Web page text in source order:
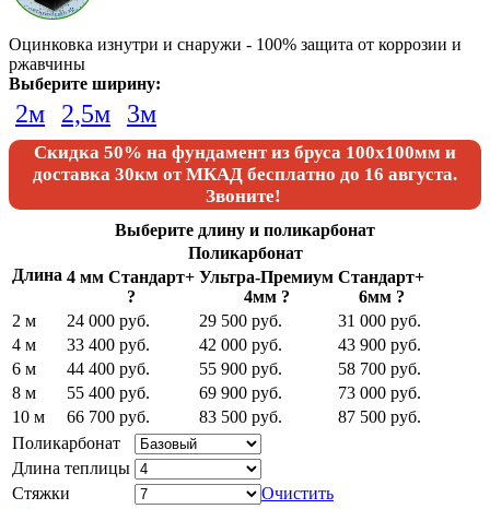
Оцинковка изнутри и снаружи - 100% защита от коррозии и
ржавчины
Выберите ширину:
2м 2,5м 3м
Скидка 50% на фундамент из бруса 100х100мм и
доставка 30км от МКАД бесплатно до 16 августа.
Звоните!
Выберите длину и поликарбонат
Длина
Поликарбонат
4 мм Стандарт+
?
Ультра-Премиум
4мм ?
Стандарт+
6мм ?
2 м
24 000 руб. 29 500 руб.
31 000 руб.
4 м
33 400 руб. 42 000 руб.
43 900 руб.
6 м
44 400 руб. 55 900 руб.
58 700 руб.
8 м
55 400 руб. 69 900 руб.
73 000 руб.
10 м
66 700 руб. 83 500 руб.
87 500 руб.
Поликарбонат
Длина теплицы
Стяжки
Очистить